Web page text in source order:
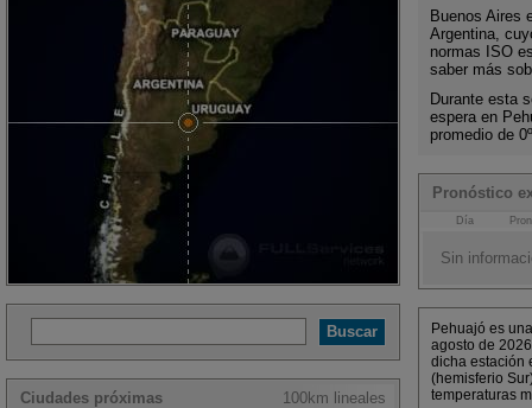
100km lineales
Ciudades próximas
Buenos Aires
Argentina,
normas ISO
saber más
Durante esta
espera en
promedio de
Pronóstico
Día
Sin
Pehuajó es
agosto de
dicha estación
(hemisferio
temperaturas